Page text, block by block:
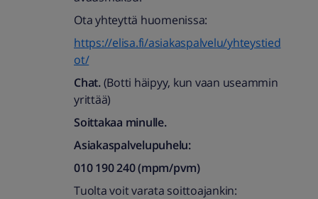
Ota yhteyttä huomenissa:
https://elisa.fi/asiakaspalvelu/yhteystied
ot/
Chat.(Botti häipyy, kun vaan useammin
yrittää)
Soittakaa minulle.
Asiakaspalvelupuhelu:
010 190 240 (mpm/pvm)
Tuolta voit varata soittoajankin: